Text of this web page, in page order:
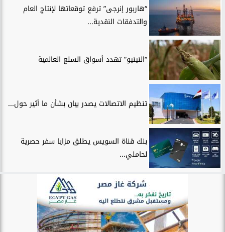
“هاربور إنرجى” ترفع توقعاتها لإنتاج العام
والتدفقات النقدية...
“النينيو” تهدد أسواق السلع العالمية
تنظيم الاتصالات يصدر بيان بشأن ما أثير حول...
بنك قناة السويس يطلق مزايا سفر حصرية
لحاملي...